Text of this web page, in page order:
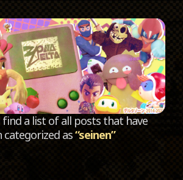
find a list of all posts that have
categorized as“seinen”